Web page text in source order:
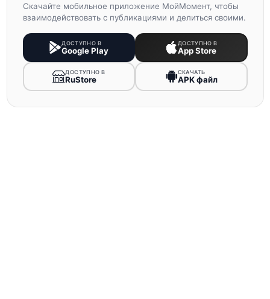
Скачайте мобильное приложение МойМомент, чтобы
взаимодействовать с публикациями и делиться своими.
ДОСТУПНО В
Google Play
ДОСТУПНО В
App Store
ДОСТУПНО В
RuStore
СКАЧАТЬ
APK файл